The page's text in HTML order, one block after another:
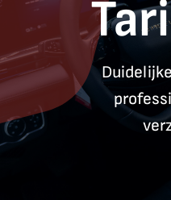
Diensten
Contact